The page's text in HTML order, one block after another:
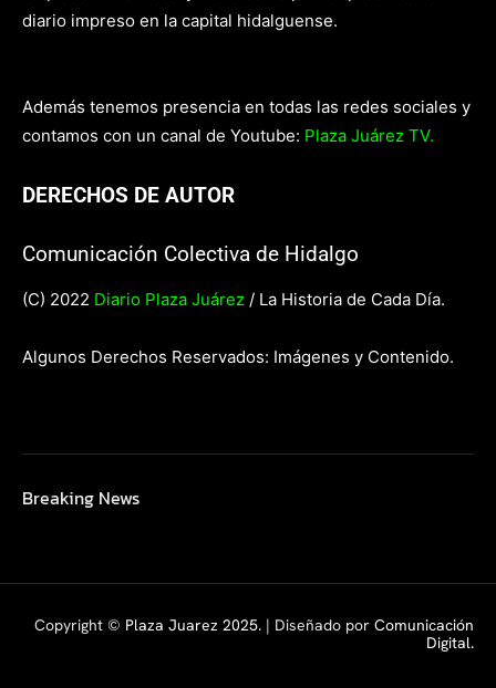
diario impreso en la capital hidalguense.
Además tenemos presencia en todas las redes sociales y
contamos con un canal de Youtube: Plaza Juárez TV.
DERECHOS DE AUTOR
Comunicación Colectiva de Hidalgo
(C) 2022 Diario Plaza Juárez / La Historia de Cada Día.
Algunos Derechos Reservados: Imágenes y Contenido.
Breaking News
Copyright © Plaza Juarez 2025. | Diseñado por Comunicación
Digital.